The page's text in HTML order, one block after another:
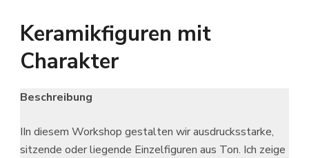
Keramikfiguren mit
Charakter
Beschreibung
IIn diesem Workshop gestalten wir ausdrucksstarke,
sitzende oder liegende Einzelfiguren aus Ton. Ich zeige